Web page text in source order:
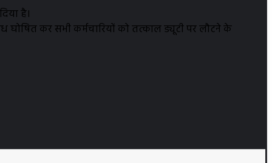
है।
घोषित कर सभी कर्मचारियों को तत्काल ड्यूटी पर लौटने के